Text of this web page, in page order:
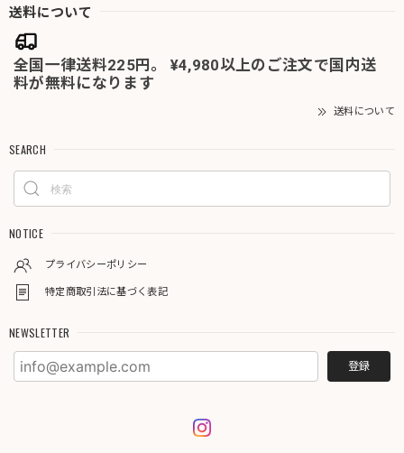
送料について
全国一律送料225円。 ¥4,980以上のご注文で国内送
料が無料になります
送料について
SEARCH
NOTICE
プライバシーポリシー
特定商取引法に基づく表記
NEWSLETTER
登録